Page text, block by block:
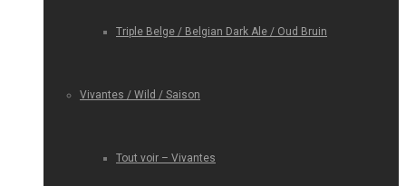
Triple Belge / Belgian Dark Ale / Oud Bruin
Vivantes / Wild / Saison
Tout voir – Vivantes